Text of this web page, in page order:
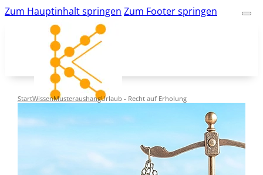
Zum Hauptinhalt springen Zum Footer springen
StartWissenMusteraushangUrlaub - Recht auf Erholung